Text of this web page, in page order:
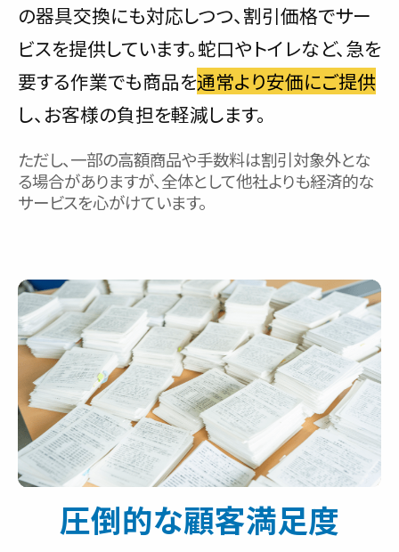
の器具交換にも対応しつつ、割引価格でサー
ビスを提供しています。蛇口やトイレなど、急を
要する作業でも商品を通常より安価にご提供
し、お客様の負担を軽減します。
ただし、一部の高額商品や手数料は割引対象外とな
る場合がありますが、全体として他社よりも経済的な
サービスを心がけています。
圧倒的な顧客満足度